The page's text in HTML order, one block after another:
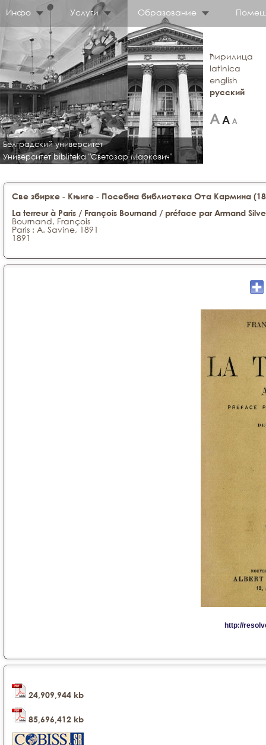
Инфо Услуги Образование
Белградский университет
Университет bibliteka "Светозар Маркович"
ћирилица
latinica
english
русский
Све збирке - Књиге - Посебна библиотека Ота Кармина
La terreur à Paris / François Bournand / préface par Armand
Bournand, François
Paris : A. Savine, 1891
1891
24,909,944 kb
85,696,412 kb